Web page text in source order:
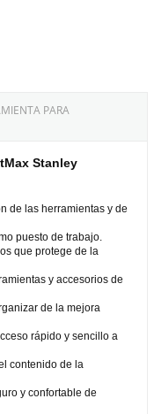
PARA
Stanley
de las herramientas y de
puesto de trabajo.
que protege de la
y accesorios de
de la mejora
rápido y sencillo a
contenido de la
y confortable de